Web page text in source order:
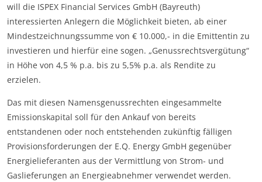
will die ISPEX Financial Services GmbH (Bayreuth)
interessierten Anlegern die Möglichkeit bieten, ab einer
Mindestzeichnungssumme von € 10.000,- in die Emittentin zu
investieren und hierfür eine sogen. „Genussrechtsvergütung“
in Höhe von 4,5 % p.a. bis zu 5,5% p.a. als Rendite zu
erzielen.
Das mit diesen Namensgenussrechten eingesammelte
Emissionskapital soll für den Ankauf von bereits
entstandenen oder noch entstehenden zukünftig fälligen
Provisionsforderungen der E.Q. Energy GmbH gegenüber
Energielieferanten aus der Vermittlung von Strom- und
Gaslieferungen an Energieabnehmer verwendet werden.